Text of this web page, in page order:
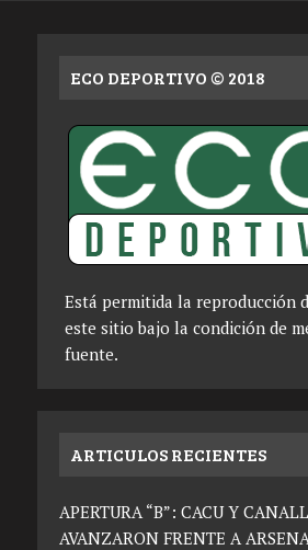
ECO DEPORTIVO © 2018
Está permitida la reproducción
este sitio bajo la condición de
fuente.
ARTICULOS RECIENTES
APERTURA “B”: CACU Y
AVANZARON FRENTE A